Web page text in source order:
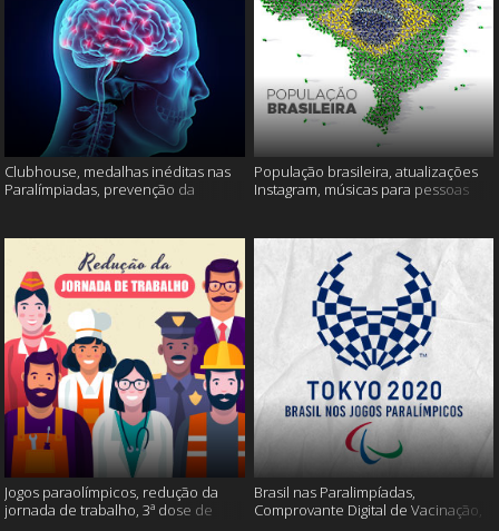
Clubhouse, medalhas inéditas nas
Paralímpiadas, prevenção da
População brasileira, atualizações
Instagram, músicas para pessoas
Jogos paraolímpicos, redução da
jornada de trabalho, 3ª dose de
Brasil nas Paralimpíadas,
Comprovante Digital de Vacinação,